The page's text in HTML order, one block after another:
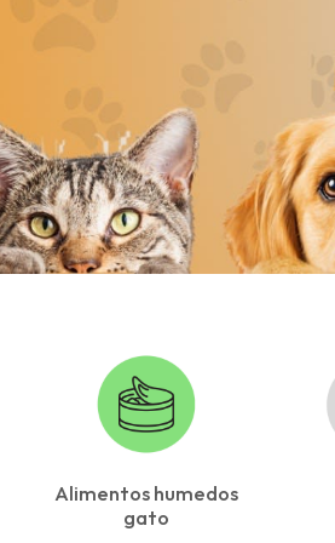
Alimentos humedos
gato